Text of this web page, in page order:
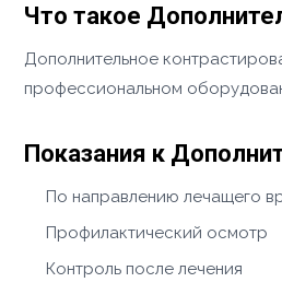
Что такое
Дополнительное
профессиональном
Показания к
По направлению лечащего
Профилактический осмотр
Контроль после лечения